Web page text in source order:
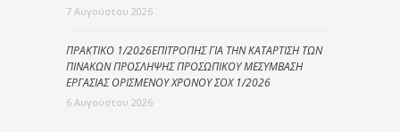
7 Αυγούστου 2026
ΠΡΑΚΤΙΚΟ 1/2026ΕΠΙΤΡΟΠΗΣ ΓΙΑ ΤΗΝ ΚΑΤΑΡΤΙΣΗ ΤΩΝ
ΠΙΝΑΚΩΝ ΠΡΟΣΛΗΨΗΣ ΠΡΟΣΩΠΙΚΟΥ ΜΕΣΥΜΒΑΣΗ
ΕΡΓΑΣΙΑΣ ΟΡΙΣΜΕΝΟΥ ΧΡΟΝΟΥ ΣΟΧ 1/2026
6 Αυγούστου 2026